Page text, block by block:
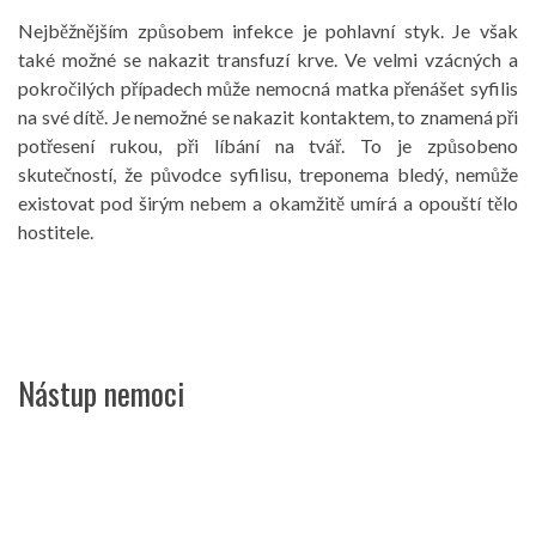
Nejběžnějším způsobem infekce je pohlavní styk. Je však
také možné se nakazit transfuzí krve. Ve velmi vzácných a
pokročilých případech může nemocná matka přenášet syfilis
na své dítě. Je nemožné se nakazit kontaktem, to znamená při
potřesení rukou, při líbání na tvář. To je způsobeno
skutečností, že původce syfilisu, treponema bledý, nemůže
existovat pod širým nebem a okamžitě umírá a opouští tělo
hostitele.
Nástup nemoci